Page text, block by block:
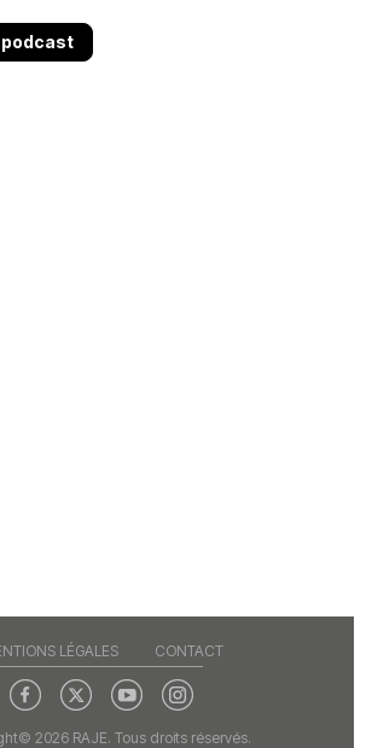
podcast
LÉGALES CONTACT
2026 RAJE. Tous droits réservés.